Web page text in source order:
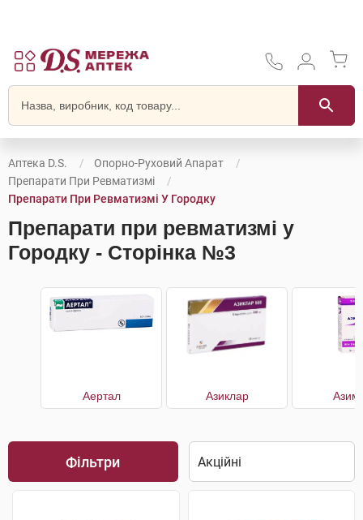
Аптека D.S.
Опорно-Руховий Апарат
Препарати При Ревматизмі
Препарати При Ревматизмі У Городку
Препарати при ревматизмі у
Городку - Сторінка №3
Аертал Азиклар
Фільтри